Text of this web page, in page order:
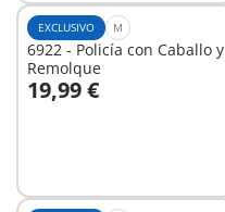
EXCLUSIVO M
6922 - Policía con Caballo y
Remolque
19,99 €
A la cesta